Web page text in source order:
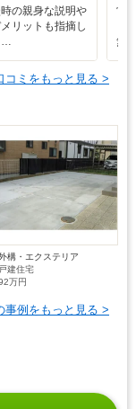
の親身な説明や
リットも指摘し
…
営
無
コミをもっと見る >
構・エクステリア
戸建住宅
万円
事例をもっと見る >